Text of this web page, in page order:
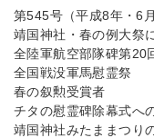
第545号（平成8年・6月
靖国神社・春の例大祭
全陸軍航空部隊碑第20
全国戦没軍馬慰霊祭
春の叙勲受賞者
チタの慰霊碑除幕式へ
靖国神社みたままつり